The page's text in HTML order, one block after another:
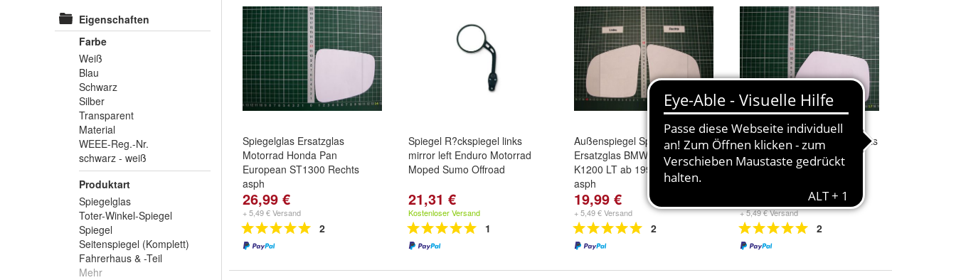
Eigenschaften
Farbe
Weiß
Blau
Schwarz
Silber
Transparent
Material
WEEE-Reg.-Nr.
schwarz - weiß
Produktart
Spiegelglas
Toter-Winkel-Spiegel
Spiegel
Seitenspiegel (Komplett)
Fahrerhaus & -Teil
Mehr
Spiegelglas Ersatzglas
Motorrad Honda Pan
European ST1300 Rechts
asph
26,99 €
+ 5,49 € Versand
2
Spiegel R?ckspiegel links
mirror left Enduro Motorrad
Moped Sumo Offroad
21,31 €
Kostenloser Versand
1
Außenspiegel Spiegelglas
Ersatzglas BMW Motorrad
K1200 LT ab 1998-09 Rechts
asph
19,99 €
+ 5,49 € Versand
2
Spiegel Spiegelglas Ersatzglas
Motorrad Honda Gold Wing
1500 Rechts sph 167mm
+ 5,49 € Versand
2